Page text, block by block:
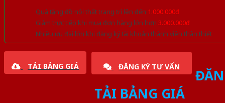
Quà tặng đồ nội thất trang trí lên đến 1.000.000đ
Giảm trực tiếp khi mua đơn hàng lớn hơn 3.000.000đ
Nhiều ưu đãi lớn khi đăng ký tài khoản thành viên thân thiết
TẢI BẢNG GIÁ ĐĂNG KÝ TƯ VẤN
TẢI BẢNG GIÁ